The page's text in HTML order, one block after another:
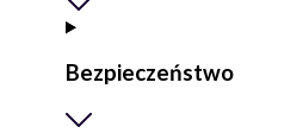
Bezpieczeństwo